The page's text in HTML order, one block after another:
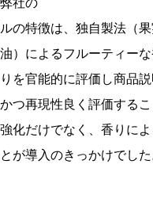
の特徴は、独自製法（
）によるフルーティーな
を官能的に評価し商品
つ再現性良く評価する
化だけでなく、香りに
が導入のきっかけでした